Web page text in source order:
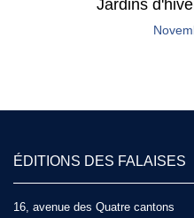
Jardins
ÉDITIONS DES FALAISES
16, avenue des Quatre cantons